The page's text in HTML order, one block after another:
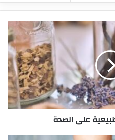
على الصحة